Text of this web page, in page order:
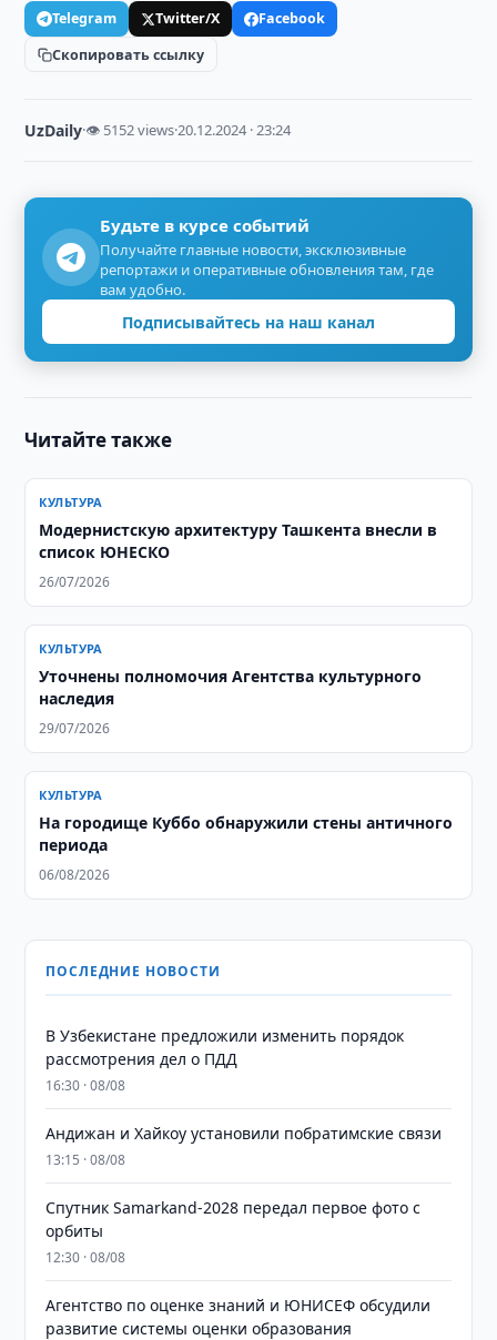
Telegram Twitter/X
Facebook
Скопировать ссылку
UzDaily·👁 5152 views·20.12.2024 · 23:24
Будьте в курсе событий
Получайте главные новости, эксклюзивные
репортажи и оперативные обновления там, где
вам удобно.
Подписывайтесь на наш канал
Читайте также
КУЛЬТУРА
Модернистскую архитектуру Ташкента внесли в
список ЮНЕСКО
26/07/2026
КУЛЬТУРА
Уточнены полномочия Агентства культурного
наследия
29/07/2026
КУЛЬТУРА
На городище Куббо обнаружили стены античного
периода
06/08/2026
ПОСЛЕДНИЕ НОВОСТИ
В Узбекистане предложили изменить порядок
рассмотрения дел о ПДД
16:30 · 08/08
Андижан и Хайкоу установили побратимские связи
13:15 · 08/08
Спутник Samarkand-2028 передал первое фото с
орбиты
12:30 · 08/08
Агентство по оценке знаний и ЮНИСЕФ обсудили
развитие системы оценки образования